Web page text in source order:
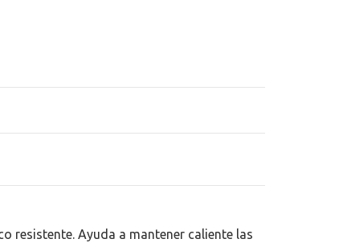
resistente. Ayuda a mantener caliente las